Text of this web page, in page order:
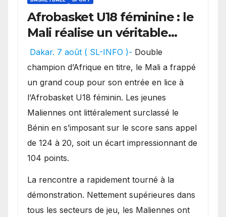
Afrobasket U18 féminine : le
Mali réalise un véritable
festival offensif et inflige
une lourde défaite au
Bénin.
Dakar. 7 août ( SL-INFO )- Double
champion d’Afrique en titre, le Mali a frappé
un grand coup pour son entrée en lice à
l’Afrobasket U18 féminin. Les jeunes
Maliennes ont littéralement surclassé le
Bénin en s’imposant sur le score sans appel
de 124 à 20, soit un écart impressionnant de
104 points.
La rencontre a rapidement tourné à la
démonstration. Nettement supérieures dans
tous les secteurs de jeu, les Maliennes ont